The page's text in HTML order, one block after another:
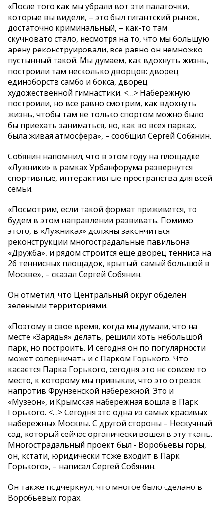
«После того как мы убрали вот эти палаточки,
которые вы видели, – это был гигантский рынок,
достаточно криминальный, – как-то там
скучновато стало, несмотря на то, что мы большую
арену реконструировали, все равно он немножко
пустынный такой. Мы думаем, как вдохнуть жизнь,
построили там несколько дворцов: дворец
единоборств самбо и бокса, дворец
художественной гимнастики. <…> Набережную
построили, но все равно смотрим, как вдохнуть
жизнь, чтобы там не только спортом можно было
бы приехать заниматься, но, как во всех парках,
была живая атмосфера», – сообщил Сергей Собянин.
Собянин напомнил, что в этом году на площадке
«Лужники» в рамках Урбанфорума развернутся
спортивные, интерактивные пространства для всей
семьи.
«Посмотрим, если такой формат приживется, то
будем в этом направлении развивать. Помимо
этого, в «Лужниках» должны закончиться
реконструкции многострадальные павильона
«Дружба», и рядом строится еще дворец тенниса на
26 теннисных площадок, крытый, самый большой в
Москве», – сказал Сергей Собянин.
Он отметил, что Центральный округ обделен
зелеными территориями.
«Поэтому в свое время, когда мы думали, что на
месте «Зарядья» делать, решили хоть небольшой
парк, но построить. И сегодня он по популярности
может соперничать и с Парком Горького. Что
касается Парка Горького, сегодня это не совсем то
место, к которому мы привыкли, что это отрезок
напротив Фрунзенской набережной. Это и
«Музеон», и Крымская набережная вошла в Парк
Горького. <…> Сегодня это одна из самых красивых
набережных Москвы. С другой стороны – Нескучный
сад, который сейчас органически вошел в эту ткань.
Многострадальный проект был - Воробьевы горы,
он, кстати, юридически тоже входит в Парк
Горького», – написал Сергей Собянин.
Он также подчеркнул, что многое было сделано в
Воробьевых горах.